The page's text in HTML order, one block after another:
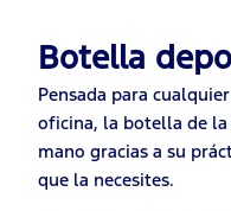
Botella
Pensada para
oficina, la botella de la
mano gracias a su
que la necesites.